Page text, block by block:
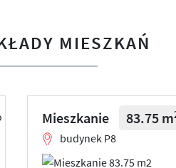
MIESZKAŃ
Mieszkanie 83.75 m
budynek P8